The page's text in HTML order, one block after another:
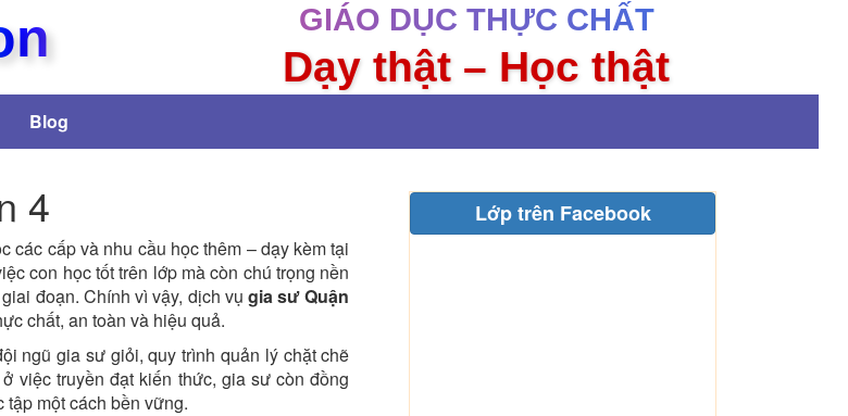
GIÁO DỤC THỰC CHẤT
Dạy thật – Học thật
Blog
4
các cấp và nhu cầu học thêm – dạy kèm tại
con học tốt trên lớp mà còn chú trọng nền
đoạn. Chính vì vậy, dịch vụ gia sư Quận
chất, an toàn và hiệu quả.
ngũ gia sư giỏi, quy trình quản lý chặt chẽ
việc truyền đạt kiến thức, gia sư còn đồng
một cách bền vững.
Lớp trên Facebook